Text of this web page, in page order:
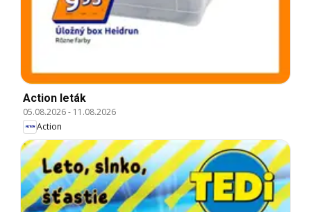
Action leták
05.08.2026- 11.08.2026
Action